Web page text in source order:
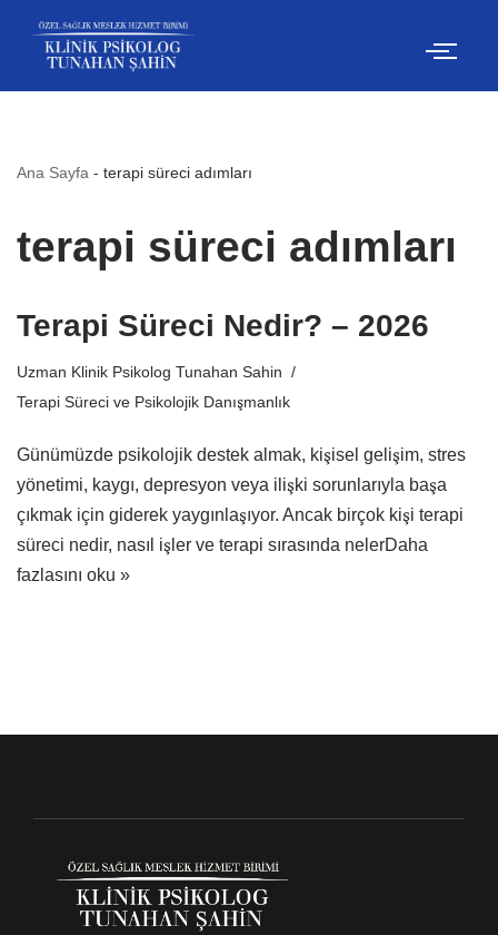
İçeriğe
geç
Ana Sayfa - terapi süreci adımları
terapi süreci adımları
Terapi Süreci Nedir? – 2026
Uzman Klinik Psikolog Tunahan Sahin
Terapi Süreci ve Psikolojik Danışmanlık
Günümüzde psikolojik destek almak, kişisel gelişim, stres
yönetimi, kaygı, depresyon veya ilişki sorunlarıyla başa
çıkmak için giderek yaygınlaşıyor. Ancak birçok kişi terapi
süreci nedir, nasıl işler ve terapi sırasında nelerDaha
fazlasını oku »